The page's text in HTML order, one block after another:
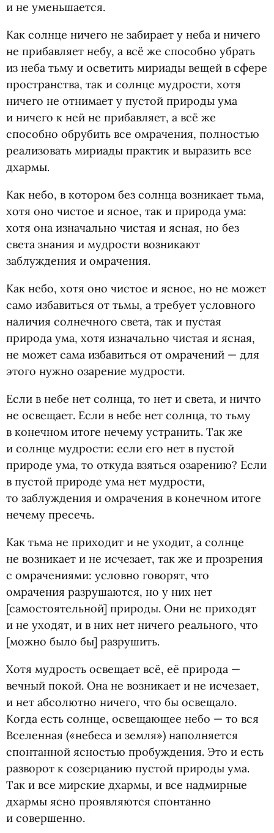
и не уменьшается.
Как солнце ничего не забирает у неба и ничего
не прибавляет небу, а всё же способно убрать
из неба тьму и осветить мириады вещей в сфере
пространства, так и солнце мудрости, хотя
ничего не отнимает у пустой природы ума
и ничего к ней не прибавляет, а всё же
способно обрубить все омрачения, полностью
реализовать мириады практик и выразить все
дхармы.
Как небо, в котором без солнца возникает тьма,
хотя оно чистое и ясное, так и природа ума:
хотя она изначально чистая и ясная, но без
света знания и мудрости возникают
заблуждения и омрачения.
Как небо, хотя оно чистое и ясное, но не может
само избавиться от тьмы, а требует условного
наличия солнечного света, так и пустая
природа ума, хотя изначально чистая и ясная,
не может сама избавиться от омрачений — для
этого нужно озарение мудрости.
Если в небе нет солнца, то нет и света, и ничто
не освещает. Если в небе нет солнца, то тьму
в конечном итоге нечему устранить. Так же
и солнце мудрости: если его нет в пустой
природе ума, то откуда взяться озарению? Если
в пустой природе ума нет мудрости,
то заблуждения и омрачения в конечном итоге
нечему пресечь.
Как тьма не приходит и не уходит, а солнце
не возникает и не исчезает, так же и прозрения
с омрачениями: условно говорят, что
омрачения разрушаются, но у них нет
[самостоятельной] природы. Они не приходят
и не уходят, и в них нет ничего реального, что
[можно было бы] разрушить.
Хотя мудрость освещает всё, её природа —
вечный покой. Она не возникает и не исчезает,
и нет абсолютно ничего, что бы освещало.
Когда есть солнце, освещающее небо — то вся
Вселенная («небеса и земля») наполняется
спонтанной ясностью пробуждения. Это и есть
разворот к созерцанию пустой природы ума.
Так и все мирские дхармы, и все надмирные
дхармы ясно проявляются спонтанно
и совершенно.